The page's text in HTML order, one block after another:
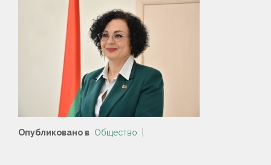
Опубликовано в Общество